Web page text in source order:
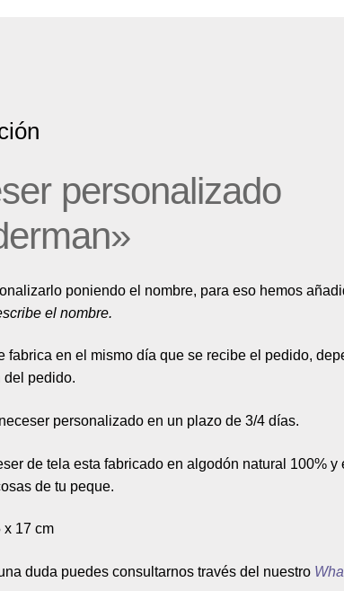
personalizado
poniendo el nombre, para eso hemos
el nombre.
fabrica en el mismo día que se recibe el pedido,
del pedido.
personalizado en un plazo de 3/4 días.
de tela esta fabricado en algodón natural 100% y
de tu peque.
x 17 cm
duda puedes consultarnos través del nuestro